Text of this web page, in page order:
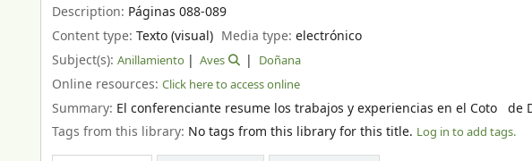
Description: Páginas 088-089
Content type: Texto (visual) Media type:electrónico
Subject(s): Anillamiento Aves Doñana
Online resources: Click here to access online
Summary: El conferenciante resume los trabajos y experiencias en el Coto de
Tags from this library: No tags from this library for this title. Log in to add tags.